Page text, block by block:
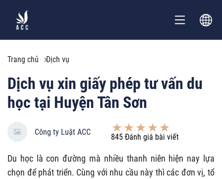
Trang chủ Dịch vụ
Dịch vụ xin giấy phép tư vấn du
học tại Huyện Tân Sơn
Công ty Luật ACC
845 Đánh giá bài viết
Du học là con đường mà nhiều thanh niên hiện nay lựa
chọn để phát triển. Cùng với nhu cầu này thì các đơn vị, tổ